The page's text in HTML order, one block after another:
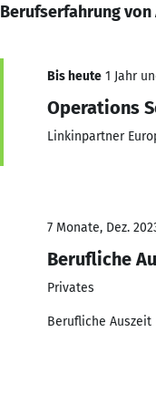
Berufserfahrung von
Bis heute 1 Jahr
Operations
Linkinpartner
7 Monate, Dez.
Berufliche
Privates
Berufliche Auszeit